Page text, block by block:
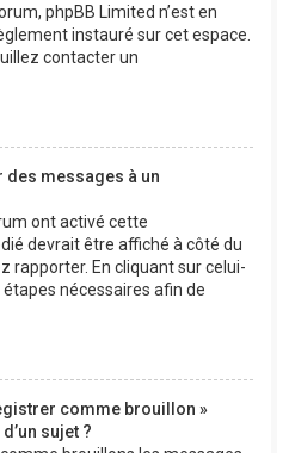
phpBB Limited n’est en
instauré sur cet espace.
contacter un
messages à un
ont activé cette
devrait être affiché à côté du
rapporter. En cliquant sur celui-
nécessaires afin de
comme brouillon »
sujet ?